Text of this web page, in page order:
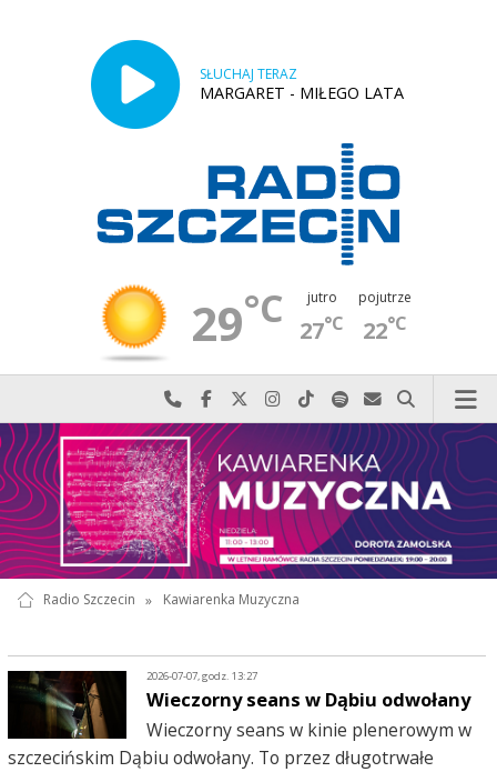
SŁUCHAJ TERAZ
MARGARET - MIŁEGO LATA
29°C jutro
27°C
pojutrze
22°C
Najlepiej po prostu do nas zadzwoń
Odwiedź nas na Facebook-u
Odwiedź nas na X
Odwiedź nas na Instagram-ie
Odwiedź nas na TikTok-u
Szukaj nas na Spotify
Wyślij do nas
Szukaj
Radio Szczecin » Kawiarenka Muzyczna
2026-07-07, godz. 13:27
Wieczorny seans w Dąbiu odwołany
Wieczorny seans w kinie plenerowym w
szczecińskim Dąbiu odwołany. To przez długotrwałe